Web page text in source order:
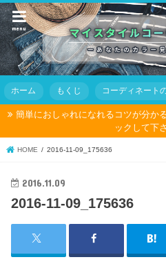
menu
ホーム もくじ コーディネート
簡単におしゃれになれるコツが分か
ックして下
HOME 2016-11-09_175636
2016.11.09
2016-11-09_175636